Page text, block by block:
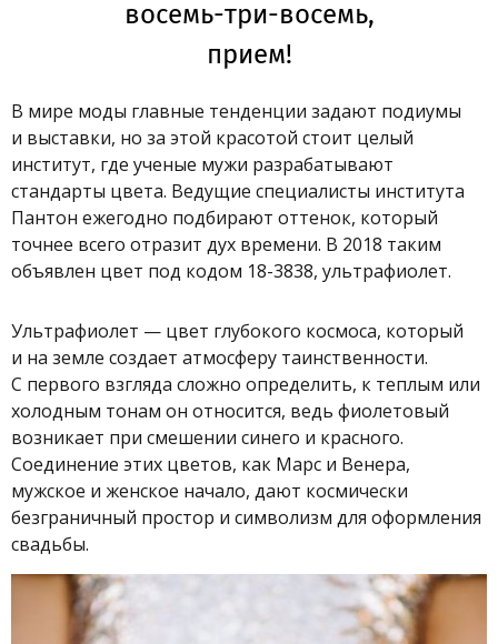
восемь-три-восемь,
прием!
В мире моды главные тенденции задают подиумы
и выставки, но за этой красотой стоит целый
институт, где ученые мужи разрабатывают
стандарты цвета. Ведущие специалисты института
Пантон ежегодно подбирают оттенок, который
точнее всего отразит дух времени. В 2018 таким
объявлен цвет под кодом 18-3838, ультрафиолет.
Ультрафиолет — цвет глубокого космоса, который
и на земле создает атмосферу таинственности.
С первого взгляда сложно определить, к теплым или
холодным тонам он относится, ведь фиолетовый
возникает при смешении синего и красного.
Соединение этих цветов, как Марс и Венера,
мужское и женское начало, дают космически
безграничный простор и символизм для оформления
свадьбы.